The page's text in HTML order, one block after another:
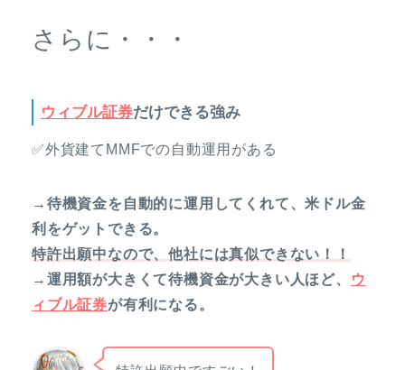
さらに・・・
ウィブル証券だけできる強み
✅外貨建てMMFでの自動運用がある
→待機資金を自動的に運用してくれて、米ドル金
利をゲットできる。
特許出願中なので、他社には真似できない！！
→運用額が大きくて待機資金が大きい人ほど、
ウ
ィブル証券が有利になる。